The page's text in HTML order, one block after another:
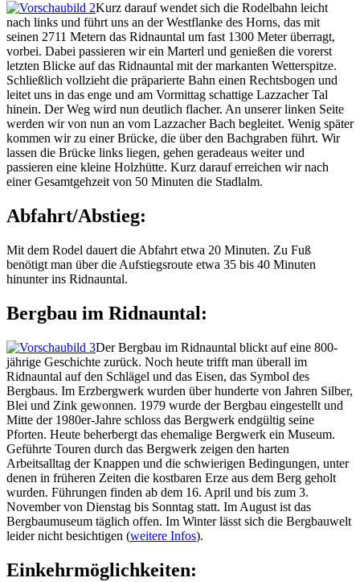
Kurz darauf wendet sich die Rodelbahn leicht
nach links und führt uns an der Westflanke des Horns, das mit
seinen 2711 Metern das Ridnauntal um fast 1300 Meter überragt,
vorbei. Dabei passieren wir ein Marterl und genießen die vorerst
letzten Blicke auf das Ridnauntal mit der markanten Wetterspitze.
Schließlich vollzieht die präparierte Bahn einen Rechtsbogen und
leitet uns in das enge und am Vormittag schattige Lazzacher Tal
hinein. Der Weg wird nun deutlich flacher. An unserer linken Seite
werden wir von nun an vom Lazzacher Bach begleitet. Wenig später
kommen wir zu einer Brücke, die über den Bachgraben führt. Wir
lassen die Brücke links liegen, gehen geradeaus weiter und
passieren eine kleine Holzhütte. Kurz darauf erreichen wir nach
einer Gesamtgehzeit von 50 Minuten die Stadlalm.
Abfahrt/Abstieg:
Mit dem Rodel dauert die Abfahrt etwa 20 Minuten. Zu Fuß
benötigt man über die Aufstiegsroute etwa 35 bis 40 Minuten
hinunter ins Ridnauntal.
Bergbau im Ridnauntal:
Der Bergbau im Ridnauntal blickt auf eine 800-
jährige Geschichte zurück. Noch heute trifft man überall im
Ridnauntal auf den Schlägel und das Eisen, das Symbol des
Bergbaus. Im Erzbergwerk wurden über hunderte von Jahren Silber,
Blei und Zink gewonnen. 1979 wurde der Bergbau eingestellt und
Mitte der 1980er-Jahre schloss das Bergwerk endgültig seine
Pforten. Heute beherbergt das ehemalige Bergwerk ein Museum.
Geführte Touren durch das Bergwerk zeigen den harten
Arbeitsalltag der Knappen und die schwierigen Bedingungen, unter
denen in früheren Zeiten die kostbaren Erze aus dem Berg geholt
wurden. Führungen finden ab dem 16. April und bis zum 3.
November von Dienstag bis Sonntag statt. Im August ist das
Bergbaumuseum täglich offen. Im Winter lässt sich die Bergbauwelt
leider nicht besichtigen (weitere Infos).
Einkehrmöglichkeiten: